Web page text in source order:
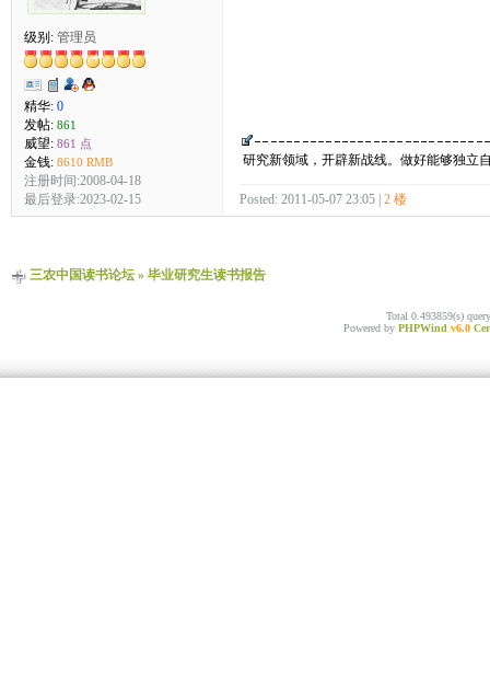
级别: 管理员
精华: 0
发帖: 861
威望: 861 点
金钱: 8610 RMB
注册时间:2008-04-18
最后登录:2023-02-15
研究新领域，开辟新战线。做好能够独立
Posted: 2011-05-07 23:05 | 2 楼
三农中国读书论坛» 毕业研究生读书报告
Total 0.493859(s)
Powered by PHPWind v6.0